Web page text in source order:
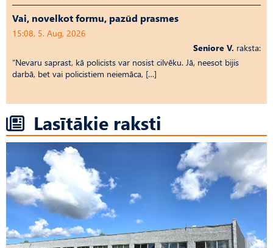
Vai, novelkot formu, pazūd prasmes
15:08, 5. Aug, 2026
Seniore V. raksta:
“Nevaru saprast, kā policists var nosist cilvēku. Jā, neesot bijis
darbā, bet vai policistiem neiemāca, […]
Lasītākie raksti